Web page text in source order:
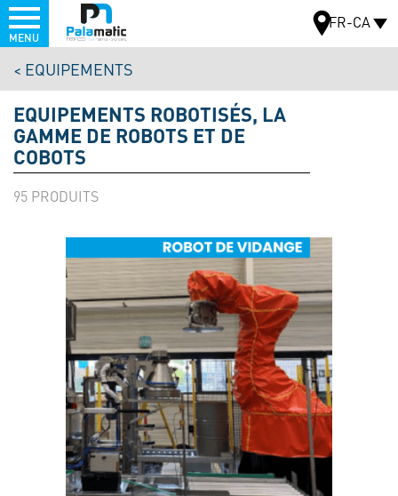
au
contenu
principal
Menu
CARTE
FR-CA
MENU
EQUIPEMENTS
EQUIPEMENTS ROBOTISÉS, LA
GAMME DE ROBOTS ET DE
COBOTS
95